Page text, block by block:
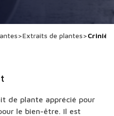
>Extraits de plantes>
de plante apprécié pour
le bien-être. Il est